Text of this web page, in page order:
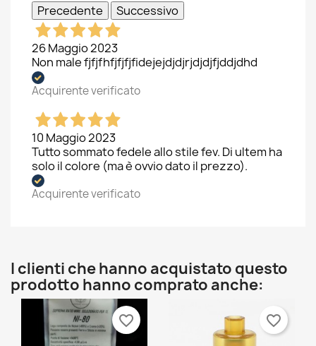
Aggiungi alla lista dei desideri
Create new list
Nome lista dei desideri
Accedi ×
Devi avere effettuato l'accesso per salvare dei
prodotti nella tua lista dei desideri.
Precedente
Successivo
26 Maggio 2023
Non male fjfjfhfjfjfjfidejejdjdjrjdjdjfjddjdhd
Acquirente verificato
10 Maggio 2023
Tutto sommato fedele allo stile fev. Di ultem ha
solo il colore (ma è ovvio dato il prezzo).
Acquirente verificato
I clienti che hanno acquistato questo
prodotto hanno comprato anche:
favorite_border favorite_border